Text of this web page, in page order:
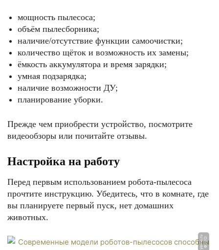
мощность пылесоса;
объём пылесборника;
наличие/отсутствие функции самоочистки;
количество щёток и возможность их замены;
ёмкость аккумулятора и время зарядки;
умная подзарядка;
наличие возможности ДУ;
планирование уборки.
Прежде чем приобрести устройство, посмотрите
видеообзоры или почитайте отзывы.
Настройка на работу
Перед первым использованием робота-пылесоса
прочтите инструкцию. Убедитесь, что в комнате, где
вы планируете первый пуск, нет домашних
животных.
Ф
О
Т
О:
y
a
rll
o.
r
u